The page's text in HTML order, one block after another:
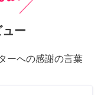
ー
ーへの感謝の言葉